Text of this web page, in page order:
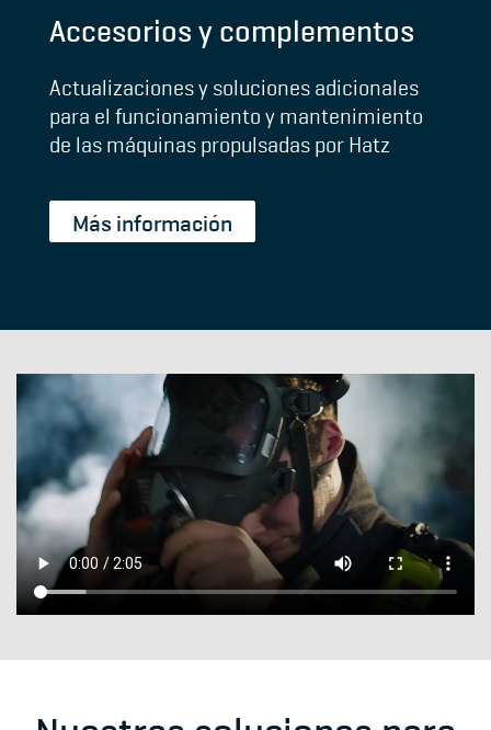
Accesorios y complementos
Actualizaciones y soluciones adicionales
para el funcionamiento y mantenimiento
de las máquinas propulsadas por Hatz
Más información